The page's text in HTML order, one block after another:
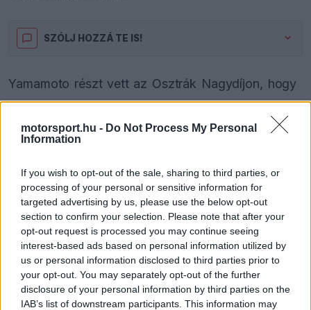
motorsport.hu - Do Not Process My Personal
Information
If you wish to opt-out of the sale, sharing to third parties, or
processing of your personal or sensitive information for
targeted advertising by us, please use the below opt-out
section to confirm your selection. Please note that after your
opt-out request is processed you may continue seeing
interest-based ads based on personal information utilized by
us or personal information disclosed to third parties prior to
your opt-out. You may separately opt-out of the further
disclosure of your personal information by third parties on the
IAB’s list of downstream participants. This information may
SZÓLJ HOZZÁ TE IS!
Yamamoto részt vett az Osztrák Nagydíjon, hogy
élőben nézze a Red Bull futamát. Az év elején
távozott a Hondától, és most független
szerintMax Verstappennagyszerű munkát
végzett vasárnap, beleértve a futam leggyorsabb
körét is. Kemény verseny volt a csapat számára,
mivel Verstappen extrém gumikopástól
szenvedett.
A Ferrari ezért sokkal gyorsabbnak tűnt vasárnap,